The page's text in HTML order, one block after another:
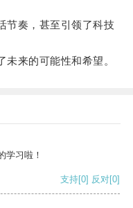
奏，甚至引领了科技
来的可能性和希望。
学习啦！
支持[0] 反对[0]